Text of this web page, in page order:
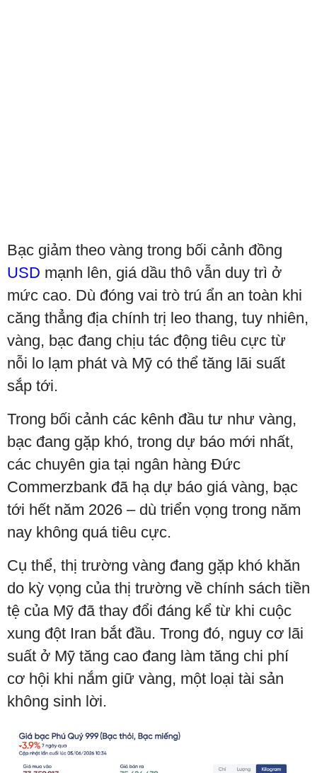
Bạc giảm theo vàng trong bối cảnh đồng
USD mạnh lên, giá dầu thô vẫn duy trì ở
mức cao. Dù đóng vai trò trú ẩn an toàn khi
căng thẳng địa chính trị leo thang, tuy nhiên,
vàng, bạc đang chịu tác động tiêu cực từ
nỗi lo lạm phát và Mỹ có thể tăng lãi suất
sắp tới.
Trong bối cảnh các kênh đầu tư như vàng,
bạc đang gặp khó, trong dự báo mới nhất,
các chuyên gia tại ngân hàng Đức
Commerzbank đã hạ dự báo giá vàng, bạc
tới hết năm 2026 – dù triển vọng trong năm
nay không quá tiêu cực.
Cụ thể, thị trường vàng đang gặp khó khăn
do kỳ vọng của thị trường về chính sách tiền
tệ của Mỹ đã thay đổi đáng kể từ khi cuộc
xung đột Iran bắt đầu. Trong đó, nguy cơ lãi
suất ở Mỹ tăng cao đang làm tăng chi phí
cơ hội khi nắm giữ vàng, một loại tài sản
không sinh lời.